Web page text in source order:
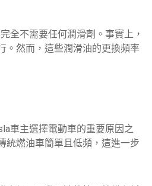
全不需要任何潤滑劑。事實上，
。然而，這些潤滑油的更換頻率
車主選擇電動車的重要原因之
統燃油車簡單且低頻，這進一步